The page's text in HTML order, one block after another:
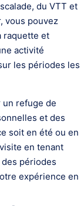
du VTT et
vous pouvez
raquette et
activité
les périodes les
refuge de
et des
soit en été ou en
en tenant
périodes
expérience en